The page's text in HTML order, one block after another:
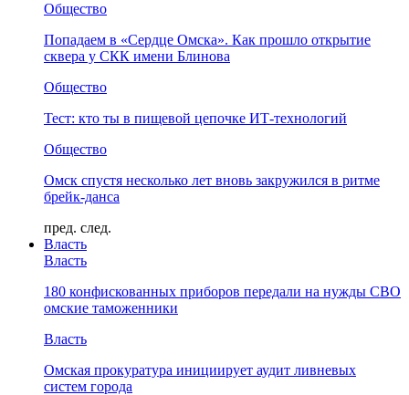
Общество
Попадаем в «Сердце Омска». Как прошло открытие
сквера у СКК имени Блинова
Общество
Тест: кто ты в пищевой цепочке ИТ-технологий
Общество
Омск спустя несколько лет вновь закружился в ритме
брейк-данса
пред. след.
Власть
Власть
180 конфискованных приборов передали на нужды СВО
омские таможенники
Власть
Омская прокуратура инициирует аудит ливневых
систем города